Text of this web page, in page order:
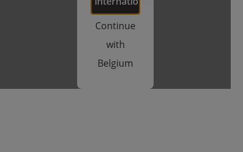
Continue
with
Belgium